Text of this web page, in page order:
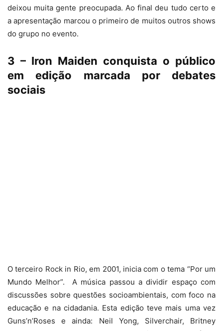
deixou muita gente preocupada. Ao final deu tudo certo e
a apresentação marcou o primeiro de muitos outros shows
do grupo no evento.
3 – Iron Maiden conquista o público
em edição marcada por debates
sociais
O terceiro Rock in Rio, em 2001, inicia com o tema “Por um
Mundo Melhor”. A música passou a dividir espaço com
discussões sobre questões socioambientais, com foco na
educação e na cidadania. Esta edição teve mais uma vez
Guns’n’Roses e ainda: Neil Yong, Silverchair, Britney